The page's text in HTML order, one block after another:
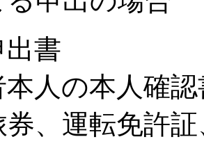
出書
本人の本人確
券、運転免許